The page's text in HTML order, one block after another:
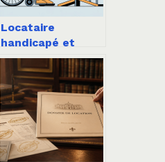
Locataire
handicapé et
résiliation de bail
: vos droits
expliqués
simplement